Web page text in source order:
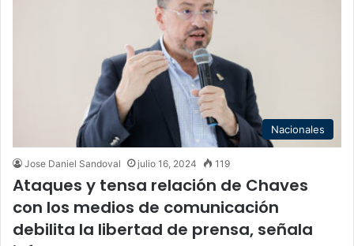
Nacionales
Jose Daniel Sandoval julio 16, 2024 119
Ataques y tensa relación de Chaves
con los medios de comunicación
debilita la libertad de prensa, señala